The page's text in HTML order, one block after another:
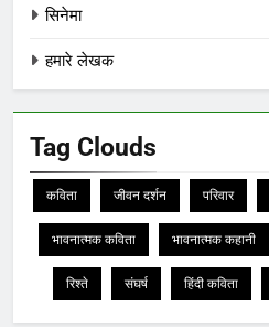
सिनेमा
हमारे लेखक
Tag Clouds
कविता जीवन दर्शन परिवार
भावनात्मक कविता भावनात्मक कहानी
रिश्ते संघर्ष हिंदी कविता